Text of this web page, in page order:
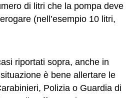
di litri che la pompa deve
(nell’esempio 10 litri,
riportati sopra, anche in
è bene allertare le
Polizia o Guardia di